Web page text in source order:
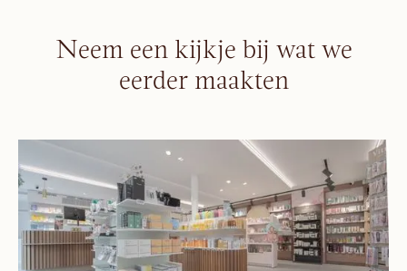
Neem een kijkje bij wat we
eerder maakten